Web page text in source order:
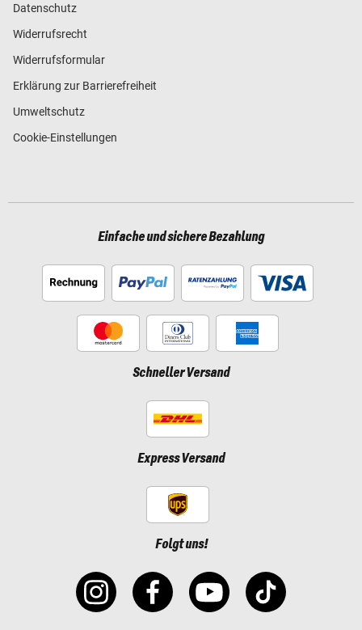
Datenschutz
Widerrufsrecht
Widerrufsformular
Erklärung zur Barrierefreiheit
Umweltschutz
Cookie-Einstellungen
Einfache und sichere Bezahlung
Schneller Versand
Express Versand
Folgt uns!